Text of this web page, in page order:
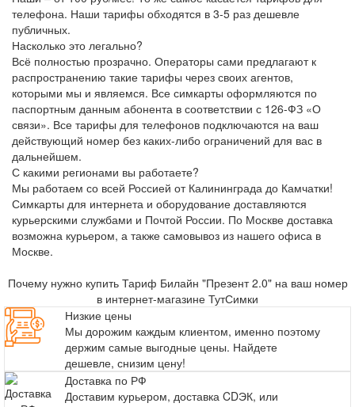
телефона. Наши тарифы обходятся в 3-5 раз дешевле
публичных.
Насколько это легально?
Всё полностью прозрачно. Операторы сами предлагают к
распространению такие тарифы через своих агентов,
которыми мы и являемся. Все симкарты оформляются по
паспортным данным абонента в соответствии с 126-ФЗ «О
связи». Все тарифы для телефонов подключаются на ваш
действующий номер без каких-либо ограничений для вас в
дальнейшем.
С какими регионами вы работаете?
Мы работаем со всей Россией от Калининграда до Камчатки!
Симкарты для интернета и оборудование доставляются
курьерскими службами и Почтой России. По Москве доставка
возможна курьером, а также самовывоз из нашего офиса в
Москве.
Почему нужно купить Тариф Билайн "Презент 2.0" на ваш номер
в интернет-магазине ТутСимки
Низкие цены
Мы дорожим каждым клиентом, именно поэтому
держим самые выгодные цены. Найдете
дешевле, снизим цену!
Доставка по РФ
Доставим курьером, доставка CDЭК, или